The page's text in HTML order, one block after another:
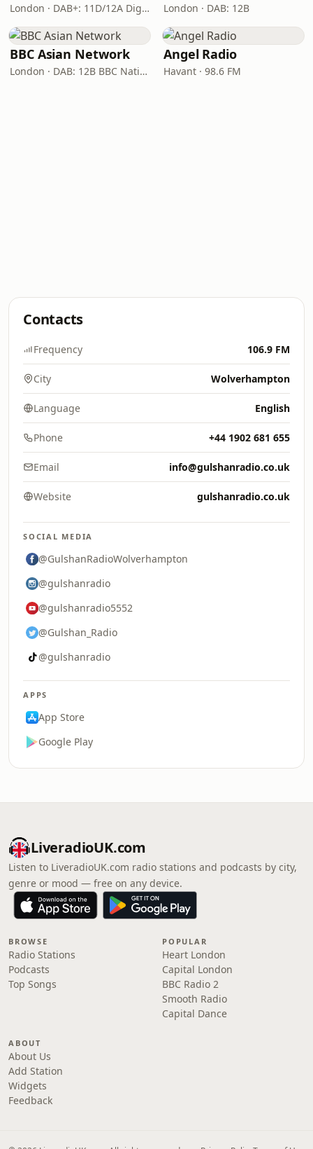
London · DAB+: 11D/12A Digital One London · DAB: 12B
BBC Asian Network
London · DAB: 12B BBC National DAB
Angel Radio
Havant · 98.6 FM
Contacts
Frequency 106.9 FM
City Wolverhampton
Language English
Phone +44 1902 681 655
Email info@gulshanradio.co.uk
Website gulshanradio.co.uk
SOCIAL MEDIA
@GulshanRadioWolverhampton
@gulshanradio
@gulshanradio5552
@Gulshan_Radio
@gulshanradio
APPS
App Store
Google Play
LiveradioUK.com
Listen to LiveradioUK.com radio stations and podcasts by city,
genre or mood — free on any device.
BROWSE
Radio Stations
Podcasts
Top Songs
POPULAR
Heart London
Capital London
BBC Radio 2
Smooth Radio
Capital Dance
ABOUT
About Us
Add Station
Widgets
Feedback